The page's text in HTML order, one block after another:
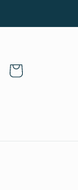
ー